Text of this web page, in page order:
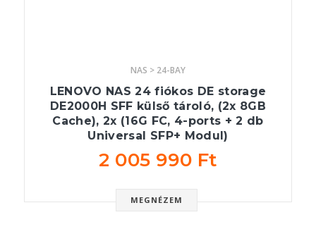
NAS > 24-BAY
LENOVO NAS 24 fiókos DE storage
DE2000H SFF külső tároló, (2x 8GB
Cache), 2x (16G FC, 4-ports + 2 db
Universal SFP+ Modul)
2 005 990 Ft
MEGNÉZEM